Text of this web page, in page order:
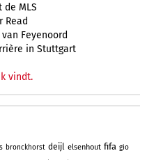
MLS
Read
Feyenoord
in Stuttgart
vindt.
bronckhorst deijl elsenhout fifa gio